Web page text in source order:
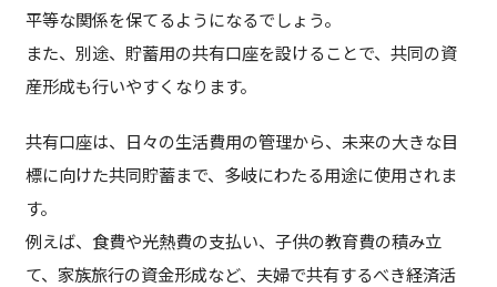
平等な関係を保てるようになるでしょう。
また、別途、貯蓄用の共有口座を設けることで、共同の資
産形成も行いやすくなります。
共有口座は、日々の生活費用の管理から、未来の大きな目
標に向けた共同貯蓄まで、多岐にわたる用途に使用されま
す。
例えば、食費や光熱費の支払い、子供の教育費の積み立
て、家族旅行の資金形成など、夫婦で共有するべき経済活